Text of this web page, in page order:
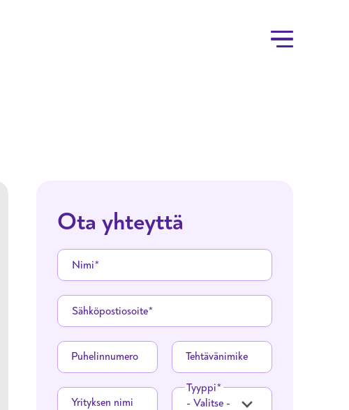
Ota yhteyttä
Nimi
Sähköpostiosoite
Puhelinnumero Tehtävänimike
Yrityksen nimi
Tyyppi